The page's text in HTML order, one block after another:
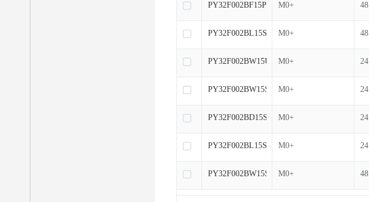
M0+ 48
M0+ 48
M0+ 24
M0+ 24
M0+ 24
M0+ 24
M0+ 48
PY32F002BF15P6-C
PY32F002BL15S6-C
PY32F002BW15U7
PY32F002BW15S7
PY32F002BD15S7
PY32F002BL15S7
PY32F002BW15S7-C